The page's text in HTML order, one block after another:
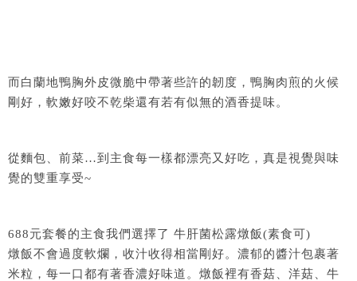
而白蘭地鴨胸外皮微脆中帶著些許的韌度，鴨胸肉煎的火候
剛好，軟嫩好咬不乾柴還有若有似無的酒香提味。
從麵包、前菜…到主食每一樣都漂亮又好吃，真是視覺與味
覺的雙重享受~
688元套餐的主食我們選擇了 牛肝菌松露燉飯(素食可)
燉飯不會過度軟爛，收汁收得相當剛好。濃郁的醬汁包裹著
米粒，每一口都有著香濃好味道。燉飯裡有香菇、洋菇、牛